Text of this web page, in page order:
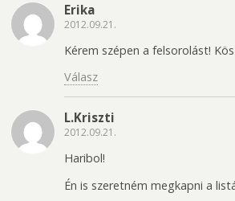
Erika
2012.09.21.
Kérem szépen a felsorolást!
Válasz
L.Kriszti
2012.09.21.
Haribol!
Én is szeretném megkapni a